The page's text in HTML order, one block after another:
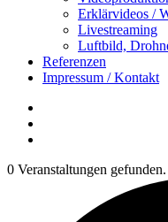
Erklärvideos /
Livestreaming
Luftbild,
Referenzen
Impressum / Kontakt
0 Veranstaltungen gefunden.